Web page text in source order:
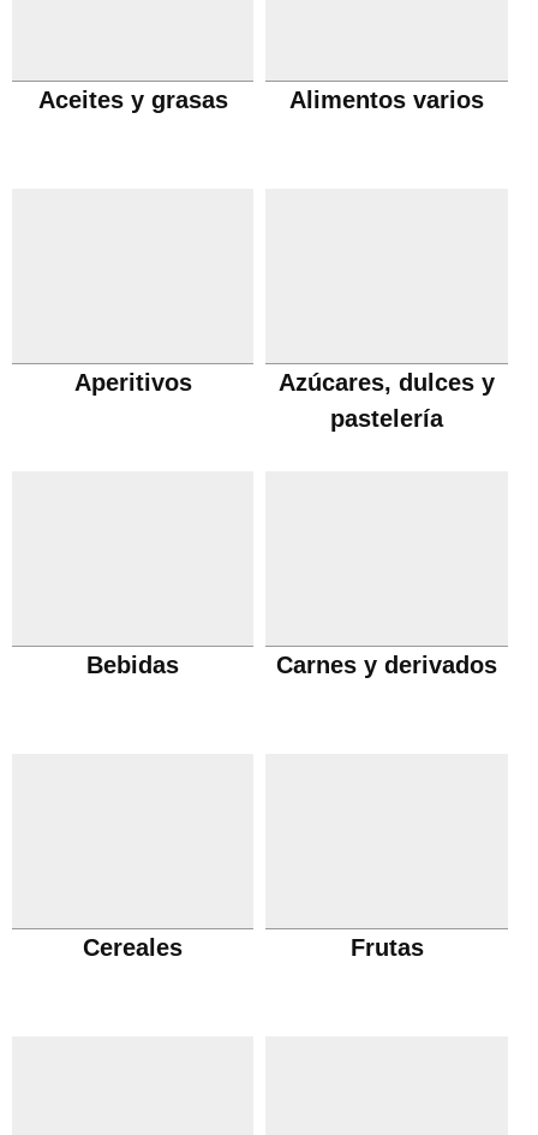
Aceites y grasas Alimentos varios
Aperitivos
Azúcares, dulces y
pastelería
Bebidas Carnes y derivados
Cereales Frutas